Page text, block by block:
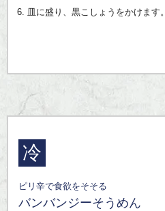
皿に盛り、黒こしょうをかけます。
冷
ピリ辛で食欲をそそる
バンバンジーそうめん